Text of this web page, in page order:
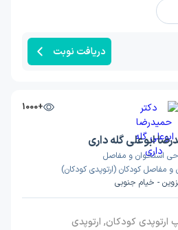
دریافت نوبت
+1000
ابوعلی گله داری
استخوان و مفاصل
مفاصل کودکان (ارتوپدی کودکان)
- خیام جنوبی
ارتوپدی کودکان, ارتوپدی